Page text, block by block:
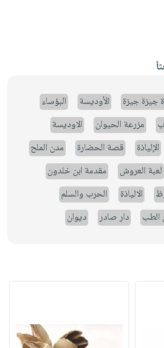
جيزة جيزة الأوديسة
البؤساء
مزرعة الحيوان
الاوديسة
الإلياذة قصة الحضارة
مدن الملح
لعبة العروش
مقدمة ابن خلدون
الالياذة
الحرب والسلم
الطب
دار صادر ديوان